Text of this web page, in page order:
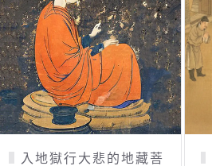
把牛奶「存」在牛肚裡